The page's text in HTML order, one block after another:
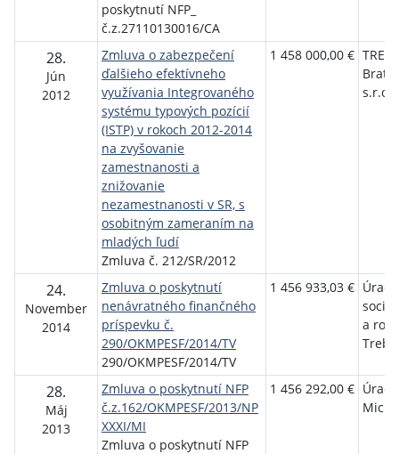
poskytnutí NFP_
č.z.27110130016/CA
28.
Jún
2012
Zmluva o zabezpečení
ďalšieho efektívneho
využívania Integrovaného
systému typových pozícií
(ISTP) v rokoch 2012-2014
na zvyšovanie
zamestnanosti a
znižovanie
nezamestnanosti v SR, s
osobitným zameraním na
mladých ľudí
Zmluva č. 212/SR/2012
1 458 000,00 €
s.r.o.
24.
November
2014
Zmluva o poskytnutí
nenávratného finančného
príspevku č.
290/OKMPESF/2014/TV
290/OKMPESF/2014/TV
1 456 933,03 € Úrad
a
28.
Máj
2013
Zmluva o poskytnutí NFP
č.z.162/OKMPESF/2013/NP
XXXI/MI
Zmluva o poskytnutí NFP
1 456 292,00 € Úrad